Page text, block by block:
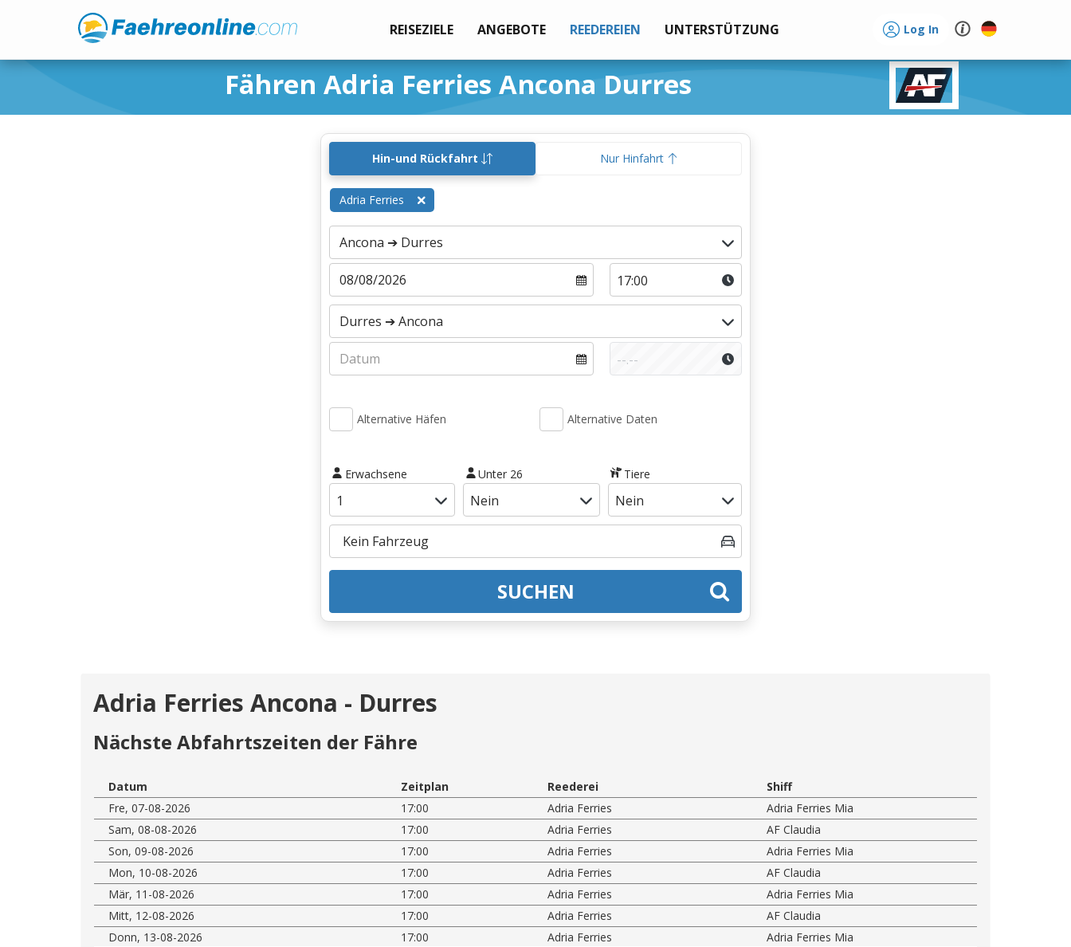
REISEZIELE ANGEBOTE REEDEREIEN UNTERSTÜTZUNG Log In
Fähren Adria Ferries Ancona Durres
Hin-und Rückfahrt Nur Hinfahrt
Adria Ferries
Alternative Häfen Alternative Daten
Erwachsene Unter 26 Tiere
SUCHEN
Adria Ferries Ancona - Durres
Nächste Abfahrtszeiten der Fähre
Datum Zeitplan Reederei
Shiff
Fre, 07-08-2026
17:00 Adria Ferries
Adria Ferries Mia
Sam, 08-08-2026
17:00 Adria Ferries
AF Claudia
Son, 09-08-2026
17:00 Adria Ferries
Adria Ferries Mia
Mon, 10-08-2026
17:00 Adria Ferries
AF Claudia
Mär, 11-08-2026
17:00 Adria Ferries
Adria Ferries Mia
Mitt, 12-08-2026
17:00 Adria Ferries
AF Claudia
Donn, 13-08-2026
17:00 Adria Ferries
Adria Ferries Mia